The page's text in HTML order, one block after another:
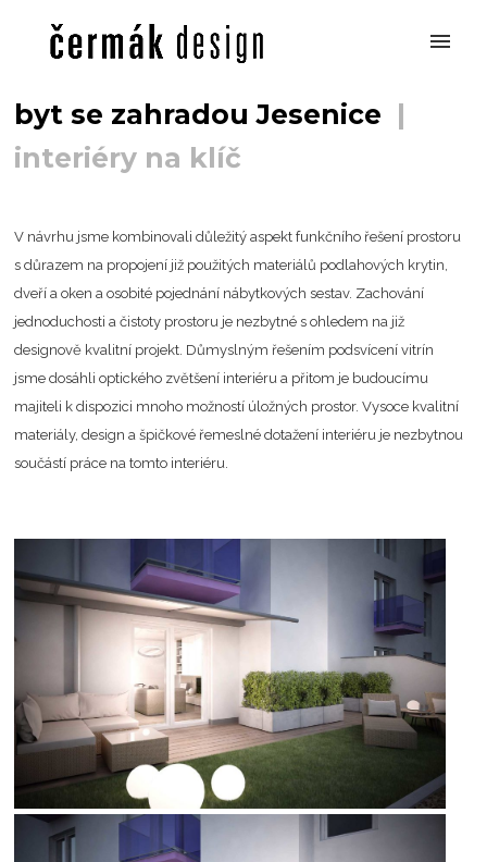
byt se zahradou Jesenice |
interiéry na klíč
V návrhu jsme kombinovali důležitý aspekt funkčního řešení prostoru
s důrazem na propojení již použitých materiálů podlahových krytin,
dveří a oken a osobité pojednání nábytkových sestav. Zachování
jednoduchosti a čistoty prostoru je nezbytné s ohledem na již
designově kvalitní projekt. Důmyslným řešením podsvícení vitrín
jsme dosáhli optického zvětšení interiéru a přitom je budoucímu
majiteli k dispozici mnoho možností úložných prostor. Vysoce kvalitní
materiály, design a špičkové řemeslné dotažení interiéru je nezbytnou
součástí práce na tomto interiéru.
terasa